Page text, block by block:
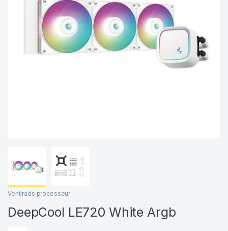
Ventirads processeur
DeepCool LE720 White Argb